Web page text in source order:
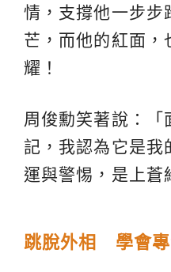
情，支撐他一步步
芒，而他的紅面，
耀！
周俊勳笑著說：「
記，我認為它是我
運與警惕，是上蒼
跳脫外相 學會